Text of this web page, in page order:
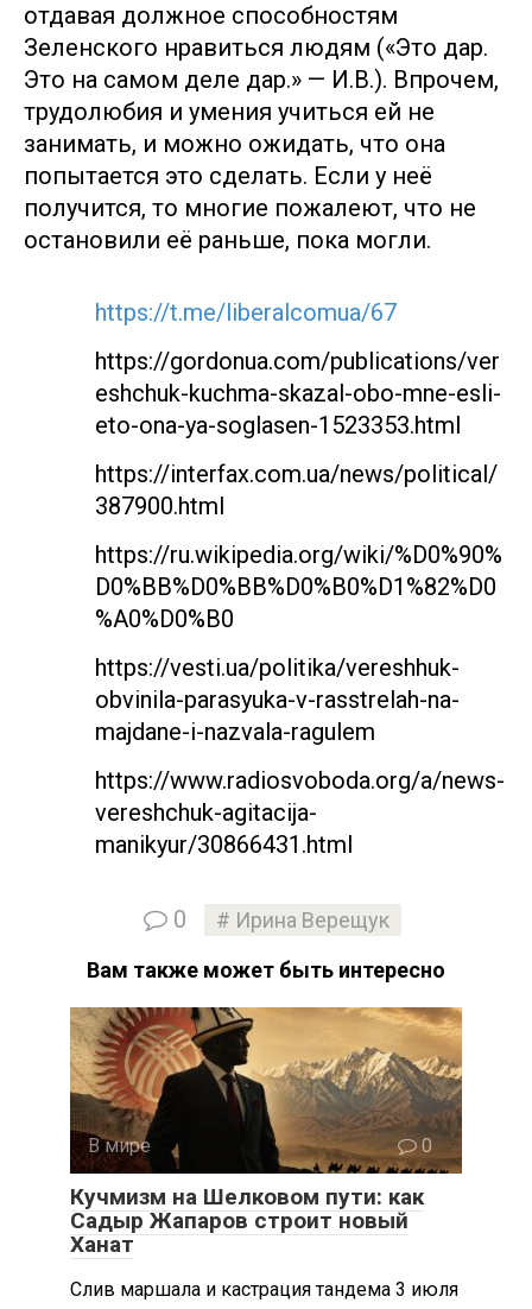
отдавая должное способностям
Зеленского нравиться людям («Это дар.
Это на самом деле дар.» — И.В.). Впрочем,
трудолюбия и умения учиться ей не
занимать, и можно ожидать, что она
попытается это сделать. Если у неё
получится, то многие пожалеют, что не
остановили её раньше, пока могли.
https://t.me/liberalcomua/67
https://gordonua.com/publications/ver
eshchuk-kuchma-skazal-obo-mne-esli-
eto-ona-ya-soglasen-1523353.html
https://interfax.com.ua/news/political/
387900.html
https://ru.wikipedia.org/wiki/%D0%90%
D0%BB%D0%BB%D0%B0%D1%82%D0
%A0%D0%B0
https://vesti.ua/politika/vereshhuk-
obvinila-parasyuka-v-rasstrelah-na-
majdane-i-nazvala-ragulem
https://www.radiosvoboda.org/a/news-
vereshchuk-agitacija-
manikyur/30866431.html
0
Ирина Верещук
Вам также может быть интересно
В мире 0
Кучмизм на Шелковом пути: как
Садыр Жапаров строит новый
Ханат
Слив маршала и кастрация тандема 3 июля